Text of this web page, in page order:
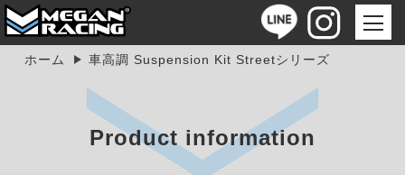
ホーム 車高調 Suspension Kit Streetシリーズ
Product information